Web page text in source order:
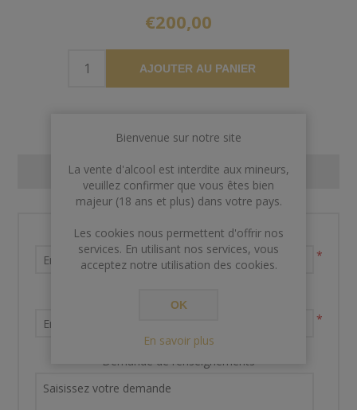
€200,00
AJOUTER AU PANIER
CONTACT US
Nom et prénom
*
Votre adresse email
*
Demande de renseignements
Bienvenue sur notre site
La vente d'alcool est interdite aux mineurs,
veuillez confirmer que vous êtes bien
majeur (18 ans et plus) dans votre pays.
Les cookies nous permettent d'offrir nos
services. En utilisant nos services, vous
acceptez notre utilisation des cookies.
OK
En savoir plus